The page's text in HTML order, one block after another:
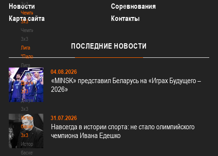
3x3
Чемпионат
3х3
Чемпионат
3х3
Лига
"Палова"
Лига
"Палова"
Документы
3х3
Документы
3х3
История
баскетбола
3х3
История
баскетбола
Новости
Соревнования
Карта сайта
Контакты
ПОСЛЕДНИЕ НОВОСТИ
04.08.2026
«MINSK» представил Беларусь на «Играх Будущего –
2026»
31.07.2026
Навсегда в истории спорта: не стало олимпийского
чемпиона Ивана Едешко